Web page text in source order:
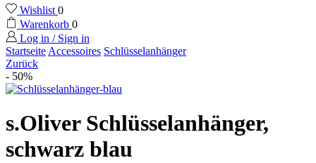
Wishlist 0
Warenkorb 0
Log in / Sign in
Startseite Accessoires Schlüsselanhänger
Zurück
- 50%
s.Oliver Schlüsselanhänger,
schwarz blau